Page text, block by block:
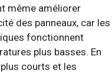
même améliorer
des panneaux, car les
fonctionnent
plus basses. En
courts et les